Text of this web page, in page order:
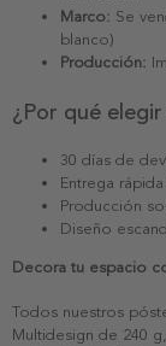
Marco: Se
blanco)
Producción:
¿Por qué
30 días de
Entrega
Producción
Diseño
Decora tu espacio
Todos nuestros
Multidesign de 240